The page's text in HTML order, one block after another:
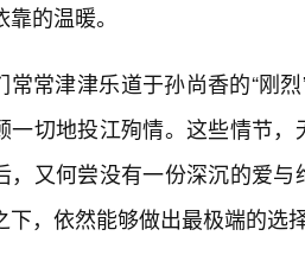
的温暖。
常常津津乐道于孙尚香的“刚
一切地投江殉情。这些情节
，又何尝没有一份深沉的爱
下，依然能够做出最极端的选